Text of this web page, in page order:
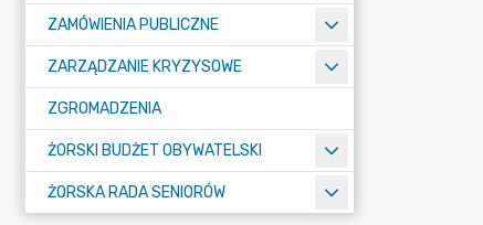
ZAMÓWIENIA PUBLICZNE
ZARZĄDZANIE KRYZYSOWE
ZGROMADZENIA
ŻORSKI BUDŻET OBYWATELSKI
ŻORSKA RADA SENIORÓW